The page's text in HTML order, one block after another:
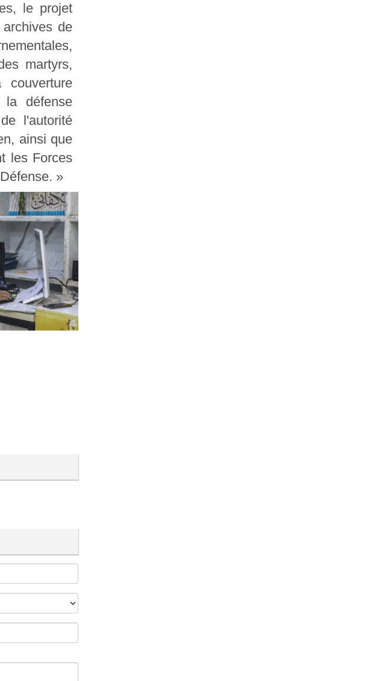
le projet
de
martyrs,
défense
l'autorité
ainsi que
les Forces
»